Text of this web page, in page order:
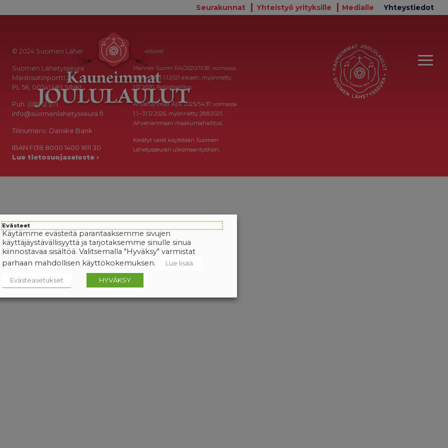
Seurakunnat Yhteistyö yrityksille Medialle Yhteystiedot
© 2024 Suomen Lähetysseura
Suomen Lähetysseura
Maistraatinportti 2a
PL 56, 00241 HELSINKI
Puh. (09) 12 971
info@suomenlahetysseura.fi
Tilinumero: Danske Bank
IBAN FI38 8000 1400 1611 30
Lue tietosuojaseloste ›
Keräysluvat:
Manner-Suomi RA/2020/1538, voimassa
toistaiseksi 1.1.2021 alkaen, myönnetty
1.12.2020, Poliisihallitus.
Ahvenanmaa ÅLR 2025/5437, voimassa
1.1.–31.12.2026, myönnetty 28.8.2025
Ahvenanmaan maakuntahallitus.
Kerätyt varat käytetään Suomen
Lähetysseuran ulkomaantyöhön.
Evästeet
Käytämme evästeitä parantaaksemme sivujen
käyttäjäystävällisyyttä ja tarjotaksemme sinulle sinua
kiinnostavaa sisältöä. Valitsemalla "Hyväksy" varmistat
parhaan mahdollisen käyttökokemuksen.
Lue lisää
Evästeasetukset HYVÄKSY